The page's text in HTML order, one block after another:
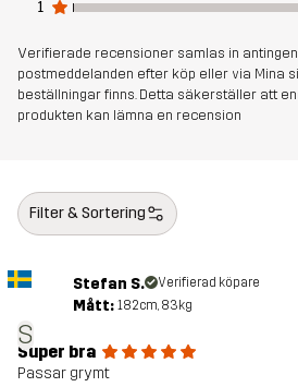
1
Verifierade recensioner samlas in
postmeddelanden efter köp eller via Mina
beställningar finns. Detta säkerställer att
produkten kan lämna en recension
Filter & Sortering
S
Stefan S. Verifierad köpare
Mått: 182cm, 83kg
Super bra
Passar grymt